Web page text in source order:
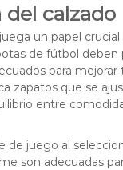
calzado
un papel
de fútbol deben
para mejorar
zapatos que se
entre
de juego al
son adecuadas